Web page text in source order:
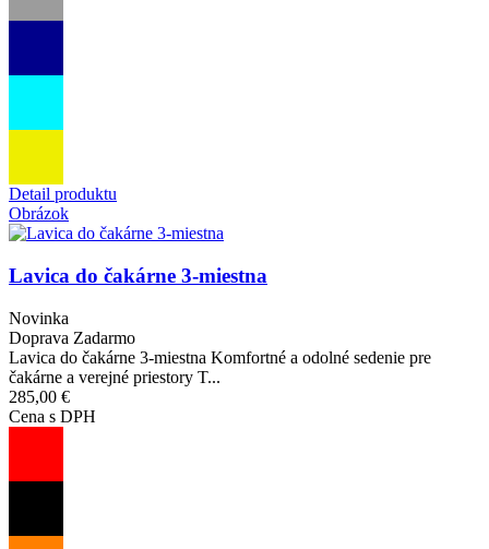
Detail produktu
Obrázok
Lavica do čakárne 3-miestna
Novinka
Doprava Zadarmo
Lavica do čakárne 3-miestna Komfortné a odolné sedenie pre
čakárne a verejné priestory T...
285,00 €
Cena s DPH